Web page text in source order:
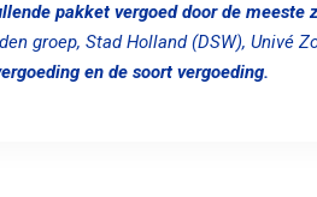
pakket vergoed door de meeste
groep, Stad Holland (DSW), Univé
en de soort vergoeding.